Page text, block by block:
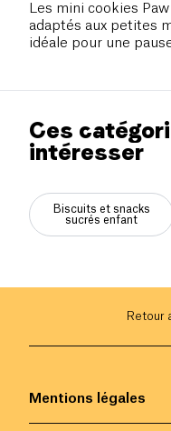
Les mini cookies
adaptés aux petites
idéale pour une
Ces
intéresser
Biscuits et snacks
sucrés enfant
Retour
Mentions légales